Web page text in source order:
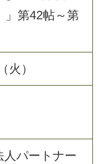
」第42帖～第
火）
人パートナー